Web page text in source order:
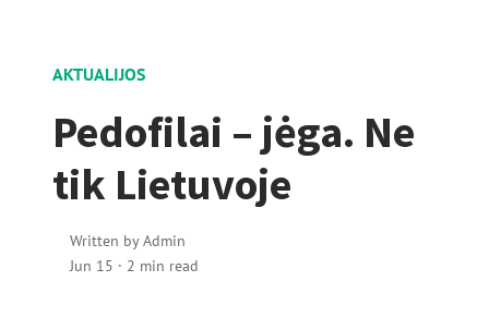
AKTUALIJOS
Pedofilai – jėga. Ne
tik Lietuvoje
Written byAdmin
Jun 15 · 2 min read